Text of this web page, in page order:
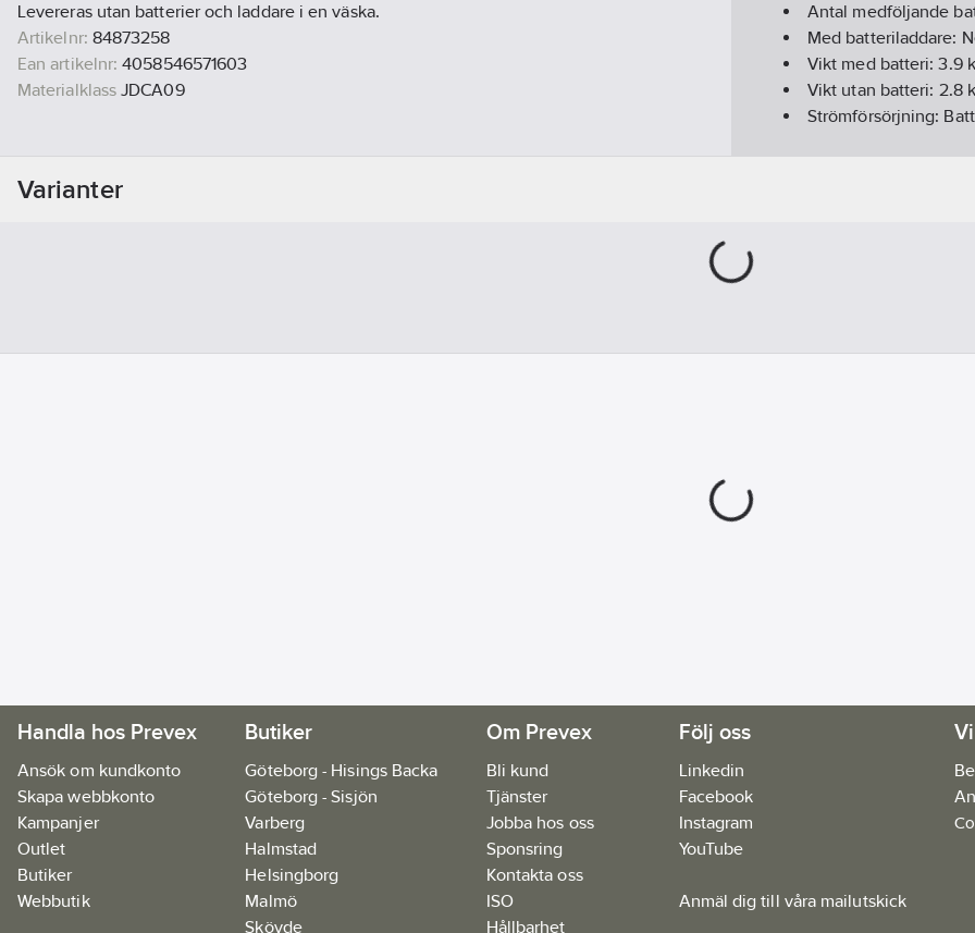
Levereras utan batterier och laddare i en väska.
Artikelnr: 84873258
Ean artikelnr: 4058546571603
Materialklass JDCA09
Antal medföljande
Med batteriladdare:
Vikt med batteri:3.9
Vikt utan batteri: 2.8
Strömförsörjning:
Varianter
Handla hos Prevex
Ansök om kundkonto
Skapa webbkonto
Kampanjer
Outlet
Butiker
Webbutik
Butiker
Göteborg - Hisings Backa
Göteborg - Sisjön
Varberg
Halmstad
Helsingborg
Malmö
Skövde
Om Prevex
Bli kund
Tjänster
Jobba hos oss
Sponsring
Kontakta oss
ISO
Hållbarhet
Följ oss
Linkedin
Facebook
Instagram
YouTube
Anmäl dig till våra mailutskick